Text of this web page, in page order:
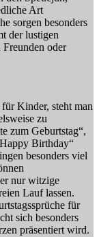
Art
sorgen besonders
der lustigen
oder
Kinder, steht man
zu
zum Geburtstag“,
Birthday“
besonders viel
nur witzige
Lauf lassen.
für
sich besonders
präsentiert wird.